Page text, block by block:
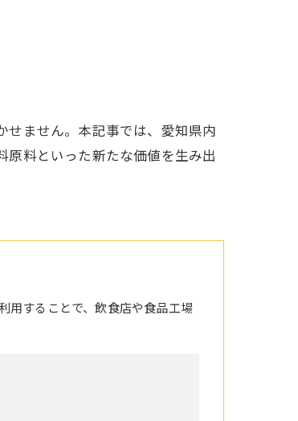
せません。本記事では、愛知県内
料といった新たな価値を生み出
用することで、飲食店や食品工場